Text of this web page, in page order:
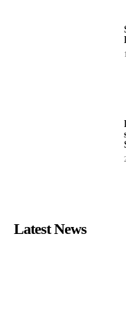
Latest News